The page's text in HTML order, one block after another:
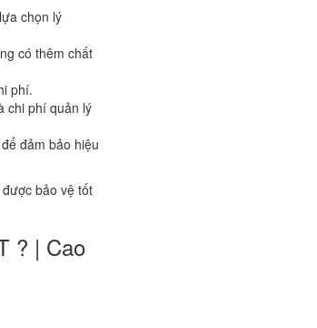
chọn lý
có thêm chất
phí.
chi phí quản lý
đảm bảo hiệu
bảo vệ tốt